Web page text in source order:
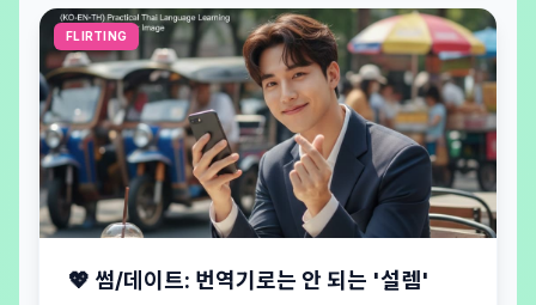
FLIRTING
💖 썸/데이트: 번역기로는 안 되는 '설렘'